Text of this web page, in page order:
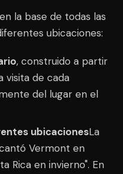
la base de todas las
ubicaciones:
, construido a partir
visita de cada
del lugar en el
ubicacionesLa
Vermont en
Rica en invierno". En